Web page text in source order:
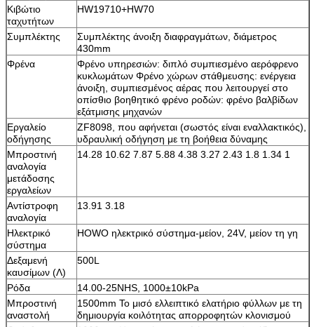
Κιβώτιο
ταχυτήτων
HW19710+HW70
Συμπλέκτης
Συμπλέκτης άνοιξη διαφραγμάτων, διάμετρος
430mm
Φρένα
Φρένο υπηρεσιών: διπλό συμπιεσμένο αερόφρενο
κυκλωμάτων Φρένο χώρων στάθμευσης: ενέργεια
άνοιξη, συμπιεσμένος αέρας που λειτουργεί στο
οπίσθιο βοηθητικό φρένο ροδών: φρένο βαλβίδων
εξάτμισης μηχανών
Εργαλείο
οδήγησης
ZF8098, που αφήνεται (σωστός είναι εναλλακτικός),
υδραυλική οδήγηση με τη βοήθεια δύναμης
Μπροστινή
αναλογία
μετάδοσης
εργαλείων
14.28 10.62 7.87 5.88 4.38 3.27 2.43 1.8 1.34 1
Αντίστροφη
αναλογία
13.91 3.18
Ηλεκτρικό
σύστημα
HOWO ηλεκτρικό σύστημα-μείον, 24V, μείον τη γη
Δεξαμενή
καυσίμων (Λ)
500L
Ρόδα
14.00-25NHS, 1000±10kPa
Μπροστινή
αναστολή
1500mm Το μισό ελλειπτικό ελατήριο φύλλων με τη
δημιουργία κοιλότητας απορροφητών κλονισμού